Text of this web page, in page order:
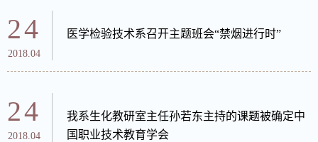
24
2018.04
医学检验技术系召开主题班会“禁烟进行时”
24
2018.04
我系生化教研室主任孙若东主持的课题被确定中
国职业技术教育学会